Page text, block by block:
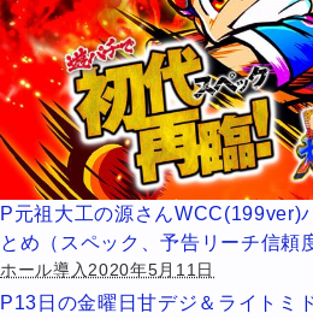
P元祖大工の源さんWCC(199ver)
とめ（スペック、予告リーチ信頼
ホール導入2020年5月11日
P13日の金曜日甘デジ＆ライトミ